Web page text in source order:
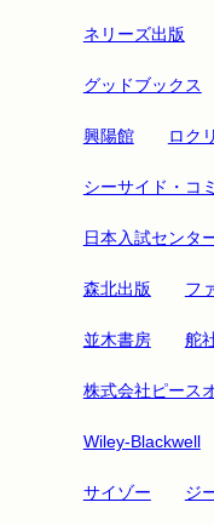
ネリーズ出版
グッドブックス
興陽館 ロク
シーサイド・コ
日本入試センタ
森北出版 フ
並木書房 舵
株式会社ピース
Wiley-Blackwell
サイゾー ジ